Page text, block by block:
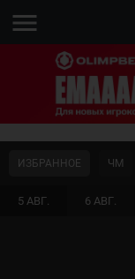
menu
5 АВГ. 6 АВГ.
ИЗБРАННОЕ ЧМ